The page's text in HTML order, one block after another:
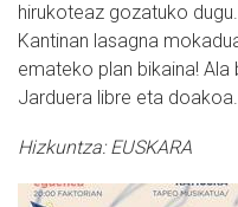
hirukoteaz gozatuko
Kantinan lasagna
emateko plan bikaina! Ala
Jarduera libre eta doakoa.
Hizkuntza:EUSKARA